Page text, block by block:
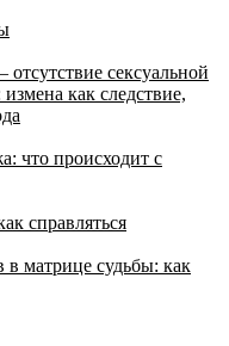
сексуальной
как следствие,
что происходит с
справляться
в матрице судьбы: как